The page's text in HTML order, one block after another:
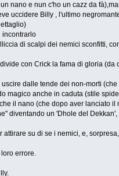
nano e nun c'ho un cazz da
uccidere Billy , l'ultimo
incontrarlo
di scalpi dei nemici sconfitti,
con Crick la fama di gloria (da
dalle tende dei non-morti
magico anche in caduta (stile
il nano (che dopo aver lanciato
diventando un 'Dhole del
su di se i nemici, e,
errore.